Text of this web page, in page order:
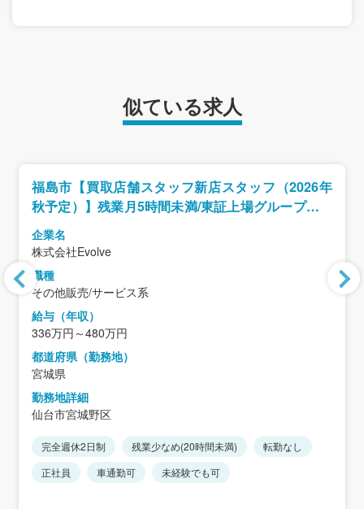
似ている求人
福島市【買取店舗スタッフ新店スタッフ（2026年
秋予定）】残業月5時間未満/東証上場グループが運
営する買取専門店ブランド/業界未経験歓迎
企業名
株式会社Evolve
職種
その他販売/サービス系
給与（年収）
336万円～480万円
都道府県（勤務地）
宮城県
勤務地詳細
仙台市宮城野区
完全週休2日制 残業少なめ(20時間未満)
転勤なし
正社員
車通勤可 未経験でも可